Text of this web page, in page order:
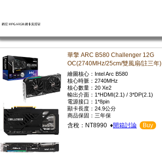
華擎 ARC B580 Challenger 12G
OC(2740MHz/25cm/雙風扇/註三年)
繪圖核心：Intel Arc B580
核心時脈：2740MHz
核心數量：20 Xe2
輸出介面：1*HDMI(2.1) / 3*DP(2.1)
電源接口：1*8pin
顯卡長度：24.9公分
商品保固：三年保
含稅：NT8990 ♦開箱討論 Buy